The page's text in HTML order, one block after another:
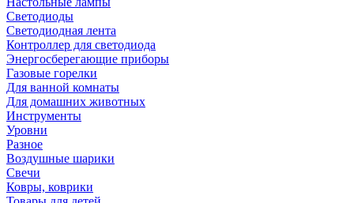
Светодиоды
Светодиодная лента
Контроллер для светодиода
Энергосберегающие приборы
Газовые горелки
Для ванной комнаты
Для домашних животных
Инструменты
Уровни
Разное
Воздушные шарики
Свечи
Ковры, коврики